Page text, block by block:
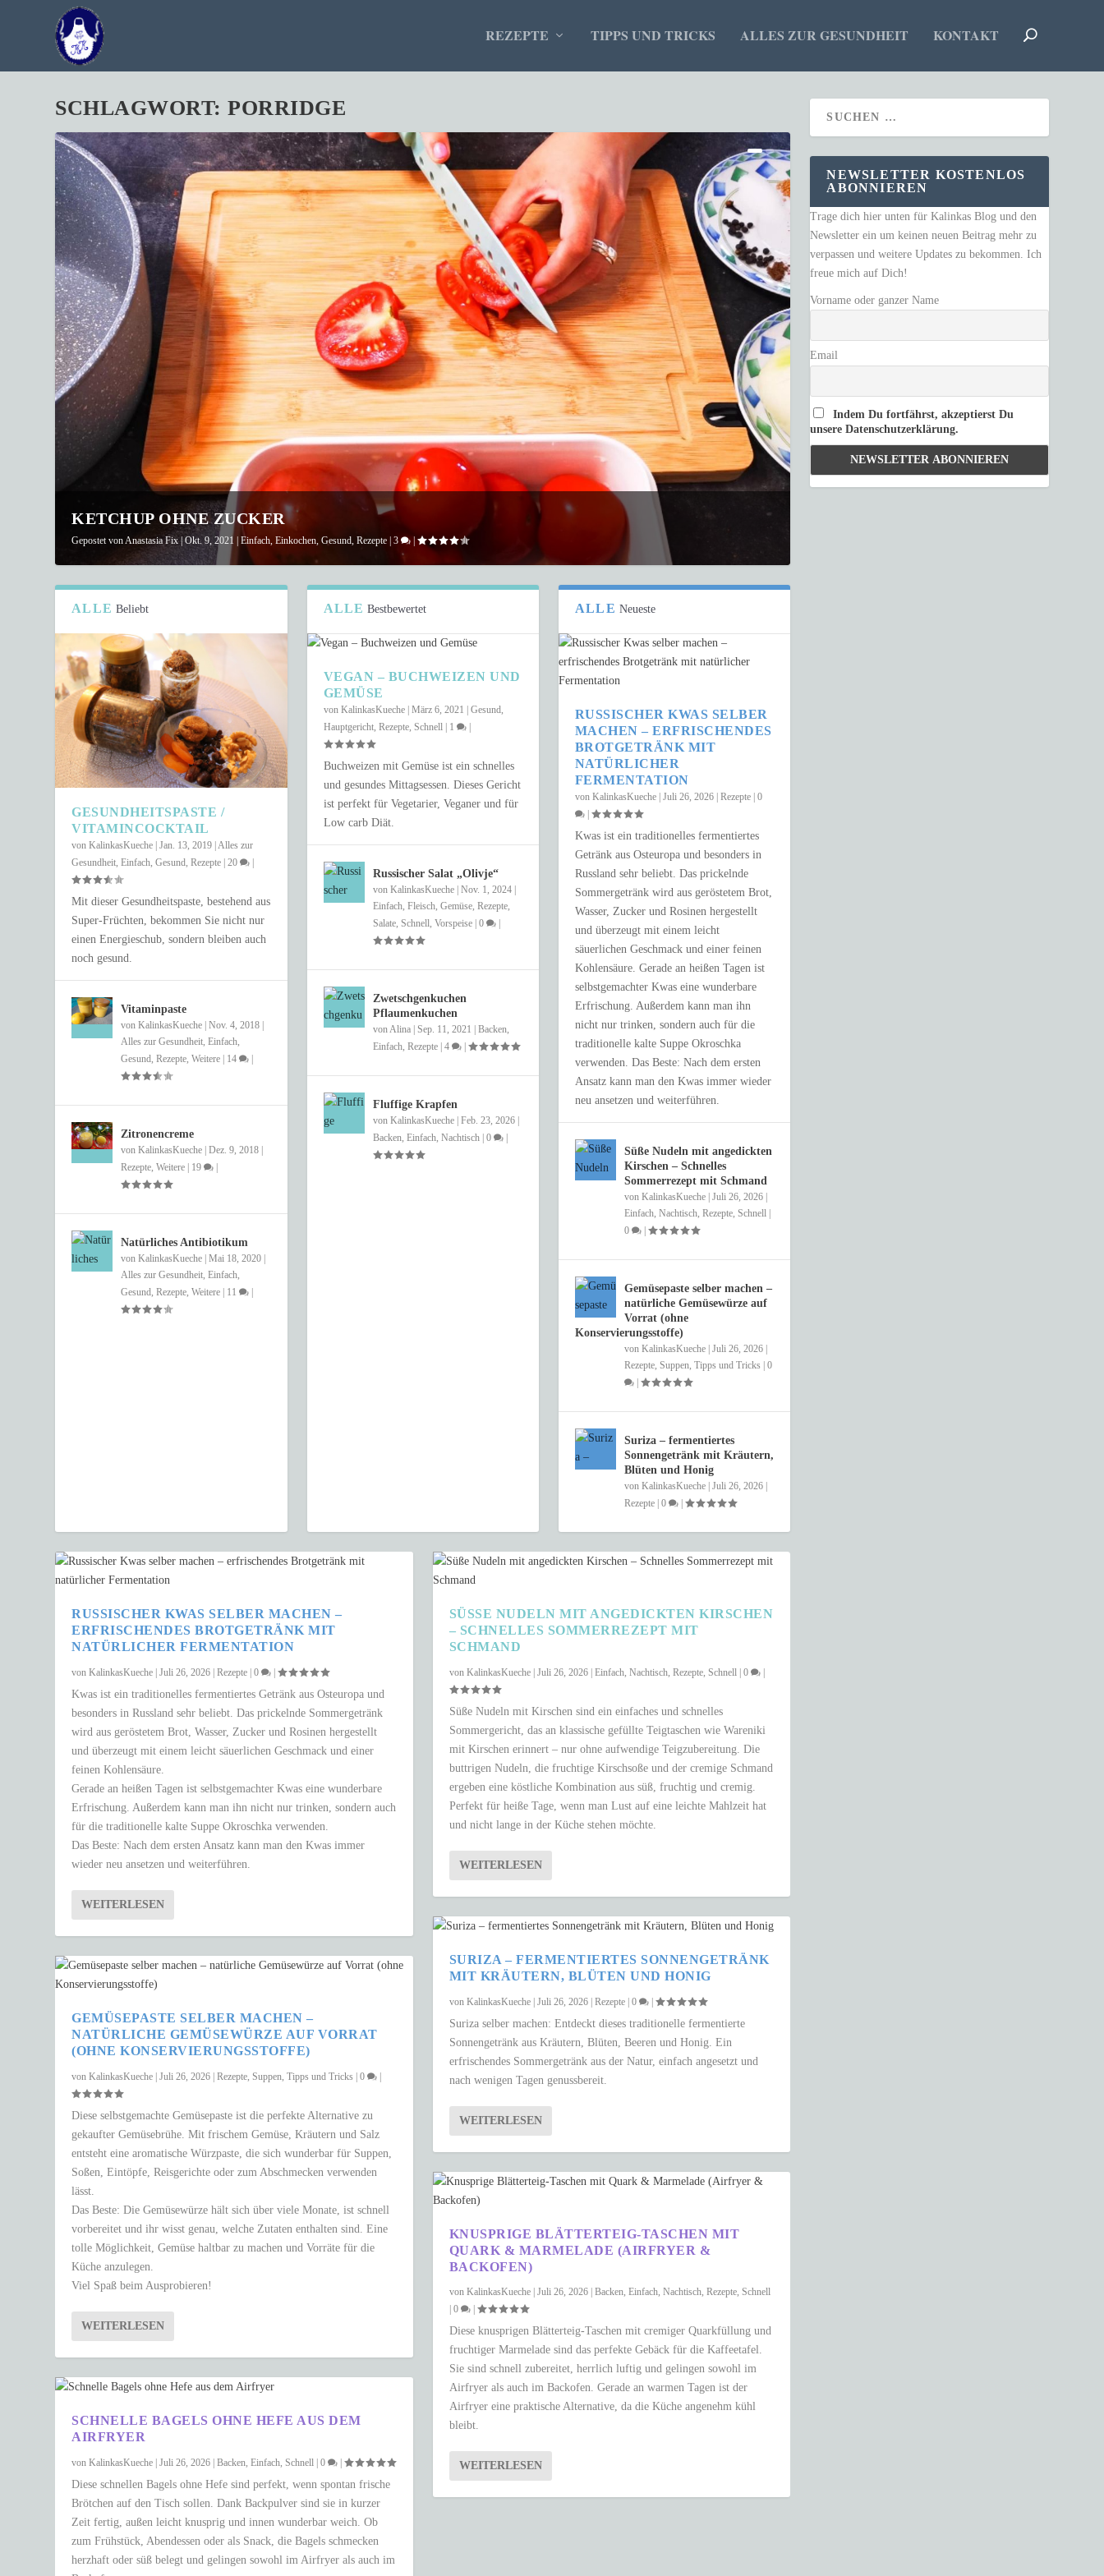
REZEPTE TIPPS UND TRICKS ALLES ZUR GESUNDHEIT KONTAKT
SCHLAGWORT:PORRIDGE
KETCHUP OHNE ZUCKER
Gepostet von Anastasia Fix|Okt. 9, 2021 |Einfach ,Einkochen ,Gesund ,Rezepte |3 |
SCHNELLER COUSCOUS-SALAT IN NUR 15 MINUTEN
,Rezepte,Salate,Schnell|0 |
ALLE Beliebt
GESUNDHEITSPASTE /
VITAMINCOCKTAIL
vonKalinkasKueche |Jan. 13, 2019 |Alles zur
Gesundheit,Einfach,Gesund,Rezepte |20 |
Mit dieser Gesundheitspaste, bestehend aus
Super-Früchten, bekommen Sie nicht nur
einen Energieschub, sondern bleiben auch
noch gesund.
Vitaminpaste
vonKalinkasKueche |Nov. 4, 2018 |
Alles zur Gesundheit,Einfach,
Gesund,Rezepte,Weitere | 14 |
Zitronencreme
vonKalinkasKueche |Dez. 9, 2018 |
Rezepte,Weitere | 19 |
Natürliches Antibiotikum
vonKalinkasKueche |Mai 18, 2020 |
Alles zur Gesundheit,Einfach,
Gesund,Rezepte,Weitere | 11 |
ALLE Bestbewertet
VEGAN – BUCHWEIZEN UND
GEMÜSE
von KalinkasKueche| März 6, 2021 | Gesund
Hauptgericht, Rezepte, Schnell | 1 |
Buchweizen mit Gemüse ist ein schnelles
und gesundes Mittagsessen. Dieses Gericht
ist perfekt für Vegetarier, Veganer und für
Low carb Diät.
Russischer Salat „Olivje“
von KalinkasKueche| Nov. 1, 2024|
Einfach Fleisch Gemüse, Rezepte,
Salate, Schnell Vorspeise| 0 |
Zwetschgenkuchen
Pflaumenkuchen
von Alina| Sep. 11, 2021 | Backen
Einfach Rezepte| 4 |
Fluffige Krapfen
von KalinkasKueche| Feb. 23, 2026|
Backen Einfach Nachtisch | 0 |
ALLE Neueste
RUSSISCHER KWAS SELBER
MACHEN – ERFRISCHENDES
BROTGETRÄNK MIT
NATÜRLICHER
FERMENTATION
von KalinkasKueche| Juli 26, 2026| Rezepte| 0
|
Kwas ist ein traditionelles fermentiertes
Getränk aus Osteuropa und besonders in
Russland sehr beliebt. Das prickelnde
Sommergetränk wird aus geröstetem Brot,
Wasser, Zucker und Rosinen hergestellt
und überzeugt mit einem leicht
säuerlichen Geschmack und einer feinen
Kohlensäure. Gerade an heißen Tagen ist
selbstgemachter Kwas eine wunderbare
Erfrischung. Außerdem kann man ihn
nicht nur trinken, sondern auch für die
traditionelle kalte Suppe Okroschka
verwenden. Das Beste: Nach dem ersten
Ansatz kann man den Kwas immer wieder
neu ansetzen und weiterführen.
Süße Nudeln mit angedickten
Kirschen – Schnelles
Sommerrezept mit Schmand
von KalinkasKueche| Juli 26, 2026|
Einfach Nachtisch Rezepte, Schnell |
0
|
Gemüsepaste selber machen –
natürliche Gemüsewürze auf
Vorrat (ohne
Konservierungsstoffe)
von KalinkasKueche| Juli 26, 2026|
Rezepte, Suppen Tipps und Tricks | 0
|
Suriza – fermentiertes
Sonnengetränk mit Kräutern,
Blüten und Honig
von KalinkasKueche| Juli 26, 2026|
Rezepte| 0 |
RUSSISCHER KWAS SELBER MACHEN –
ERFRISCHENDES BROTGETRÄNK MIT
NATÜRLICHER FERMENTATION
vonKalinkasKueche |Juli 26, 2026 |Rezepte |0 |
Kwas ist ein traditionelles fermentiertes Getränk aus Osteuropa und
besonders in Russland sehr beliebt. Das prickelnde Sommergetränk
wird aus geröstetem Brot, Wasser, Zucker und Rosinen hergestellt
und überzeugt mit einem leicht säuerlichen Geschmack und einer
feinen Kohlensäure.
Gerade an heißen Tagen ist selbstgemachter Kwas eine wunderbare
Erfrischung. Außerdem kann man ihn nicht nur trinken, sondern auch
für die traditionelle kalte Suppe Okroschka verwenden.
Das Beste: Nach dem ersten Ansatz kann man den Kwas immer
wieder neu ansetzen und weiterführen.
WEITERLESEN
GEMÜSEPASTE SELBER MACHEN –
NATÜRLICHE GEMÜSEWÜRZE AUF VORRAT
(OHNE KONSERVIERUNGSSTOFFE)
vonKalinkasKueche |Juli 26, 2026 |Rezepte ,Suppen ,Tipps und Tricks |0 |
Diese selbstgemachte Gemüsepaste ist die perfekte Alternative zu
gekaufter Gemüsebrühe. Mit frischem Gemüse, Kräutern und Salz
entsteht eine aromatische Würzpaste, die sich wunderbar für Suppen,
Soßen, Eintöpfe, Reisgerichte oder zum Abschmecken verwenden
lässt.
Das Beste: Die Gemüsewürze hält sich über viele Monate, ist schnell
vorbereitet und ihr wisst genau, welche Zutaten enthalten sind. Eine
tolle Möglichkeit, Gemüse haltbar zu machen und Vorräte für die
Küche anzulegen.
Viel Spaß beim Ausprobieren!
WEITERLESEN
SCHNELLE BAGELS OHNE HEFE AUS DEM
AIRFRYER
vonKalinkasKueche |Juli 26, 2026 |Backen ,Einfach ,Schnell |0 |
Diese schnellen Bagels ohne Hefe sind perfekt, wenn spontan frische
Brötchen auf den Tisch sollen. Dank Backpulver sind sie in kurzer
Zeit fertig, außen leicht knusprig und innen wunderbar weich. Ob
zum Frühstück, Abendessen oder als Snack, die Bagels schmecken
herzhaft oder süß belegt und gelingen sowohl im Airfryer als auch im
SÜSSE NUDELN MIT ANGEDICKTEN KIRSCHEN –
SCHNELLES SOMMERREZEPT MIT S
CHMAND
von KalinkasKueche| Juli 26, 2026| Einfach Nachtisch Rezepte, Schnell | 0 |
Süße Nudeln mit Kirschen sind ein einfaches und schnelles
Sommergericht, das an klassische gefüllte Teigtaschen wie Wareniki
mit Kirschen erinnert – nur ohne aufwendige Teigzubereitung. Die
buttrigen Nudeln, die fruchtige Kirschsoße und der cremige Schmand
ergeben eine köstliche Kombination aus süß, fruchtig und cremig.
Perfekt für heiße Tage, wenn man Lust auf eine leichte Mahlzeit hat
und nicht lange in der Küche stehen möchte.
WEITERLESEN
SURIZA – FERMENTIERTES SONNENGETRÄNK
MIT KRÄUTERN, BLÜTEN UND HONIG
von KalinkasKueche| Juli 26, 2026| Rezepte| 0 |
Suriza selber machen: Entdeckt dieses traditionelle fermentierte
Sonnengetränk aus Kräutern, Blüten, Beeren und Honig. Ein
erfrischendes Sommergetränk aus der Natur, einfach angesetzt und
nach wenigen Tagen genussbereit.
WEITERLESEN
KNUSPRIGE BLÄTTERTEIG-TASCHEN MIT
QUARK & MARMELADE (AIRFRYER &
BACKOFEN)
von KalinkasKueche| Juli 26, 2026| Backen Einfach Nachtisch Rezepte, Schnell
| 0 |
Diese knusprigen Blätterteig-Taschen mit cremiger Quarkfüllung und
fruchtiger Marmelade sind das perfekte Gebäck für die Kaffeetafel.
Sie sind schnell zubereitet, herrlich luftig und gelingen sowohl im
Airfryer als auch im Backofen. Gerade an warmen Tagen ist der
Airfryer eine praktische Alternative, da die Küche angenehm kühl
bleibt.
WEITERLESEN
NEWSLETTER KOSTENLOS
ABONNIEREN
Trage dich hier unten für Kalinkas Blog und den
Newsletter ein um keinen neuen Beitrag mehr zu
verpassen und weitere Updates zu bekommen. Ich
freue mich auf Dich!
Vorname oder ganzer Name
Email
Indem Du fortfährst, akzeptierst Du
unsere Datenschutzerklärung.